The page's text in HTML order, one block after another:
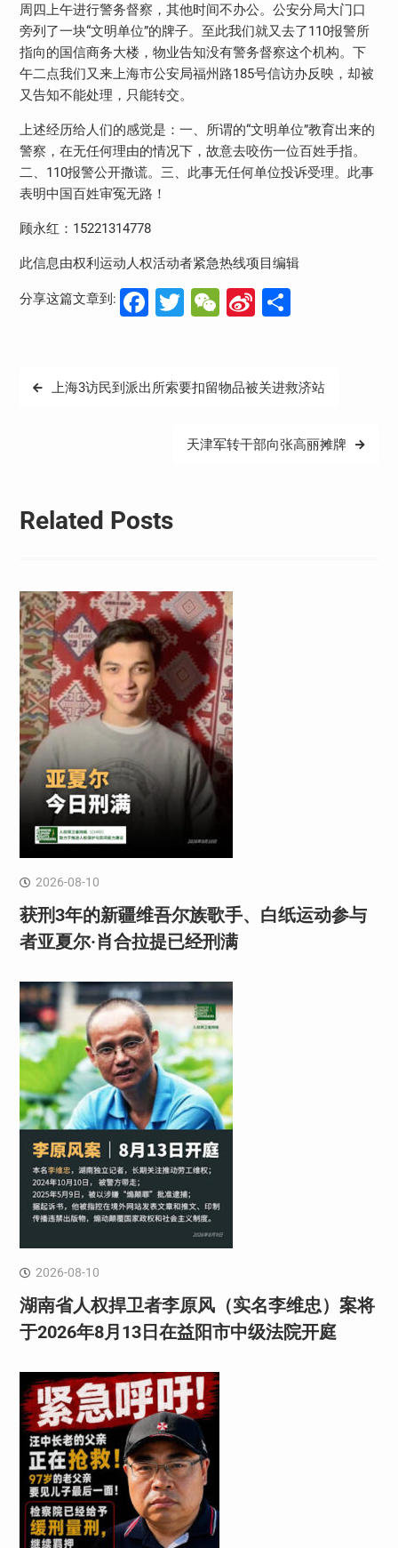
周四上午进行警务督察，其他时间不办公。公安分局大门口
旁列了一块“文明单位”的牌子。至此我们就又去了110报警所
指向的国信商务大楼，物业告知没有警务督察这个机构。下
午二点我们又来上海市公安局福州路185号信访办反映，却被
又告知不能处理，只能转交。
上述经历给人们的感觉是：一、所谓的“文明单位”教育出来的
警察，在无任何理由的情况下，故意去咬伤一位百姓手指。
二、110报警公开撒谎。三、此事无任何单位投诉受理。此事
表明中国百姓审冤无路！
顾永红：15221314778
此信息由权利运动人权活动者紧急热线项目编辑
分享这篇文章到: Facebook
Twitter
WeChat
Sina分
文
上海3访民到派出所索要扣留物品被关进救济站
天津军转干部向张高丽摊牌
Related Posts
2026-08-10
获刑3年的新疆维吾尔族歌手、白纸运动参与
者亚夏尔·肖合拉提已经刑满
2026-08-10
湖南省人权捍卫者李原风（实名李维忠）案将
于2026年8月13日在益阳市中级法院开庭